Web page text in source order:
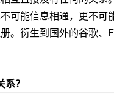
可能信息相通，更不可
。衍生到国外的谷歌、
？